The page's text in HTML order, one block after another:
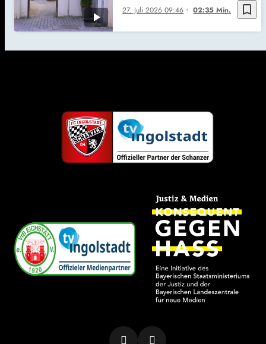
bookmark_border
27. Juli 202609:46 02:35 Min.